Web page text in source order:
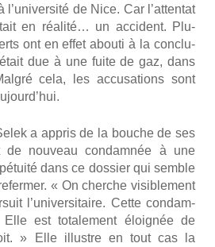
l’u­ni­ver­si­té de Nice. Car l’at­ten­tat
en réa­li­té… un acci­dent. Plu­
ont en effet abou­ti à la conclu­
due à une fuite de gaz, dans
cela, les accu­sa­tions sont
a appris de la bouche de ses
de nou­veau condam­née à une
dans ce dos­sier qui semble
« On cherche visi­ble­ment
l’u­ni­ver­si­taire. Cette condam­
est tota­le­ment éloi­gnée de
» Elle illustre en tout cas la